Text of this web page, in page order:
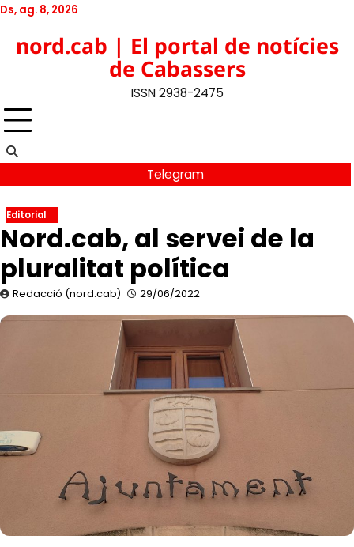
Skip
content
Ds, ag. 8, 2026
Facebook
YouTube
Instagram
nord.cab | El portal de notícies
de Cabassers
ISSN 2938-2475
Telegram
Editorial
Nord.cab, al servei de la
pluralitat política
Redacció (nord.cab) 29/06/2022